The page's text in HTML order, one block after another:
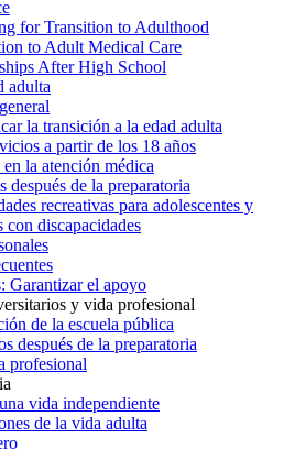
for Transition to Adulthood
to Adult Medical Care
After High School
adulta
la transición a la edad adulta
a partir de los 18 años
la atención médica
después de la preparatoria
recreativas para adolescentes y
con discapacidades
Garantizar el apoyo
y vida profesional
de la escuela pública
después de la preparatoria
profesional
vida independiente
de la vida adulta